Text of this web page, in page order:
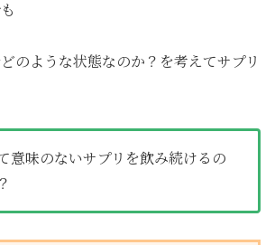
のような状態なのか？を考えてサプリ
意味のないサプリを飲み続けるの